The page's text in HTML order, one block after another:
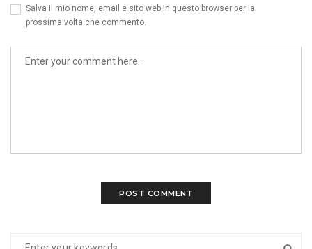
Salva il mio nome, email e sito web in questo browser per la
prossima volta che commento.